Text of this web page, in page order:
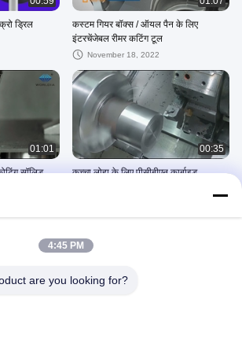
ड्रिल
कस्टम गियर बॉक्स / ऑयल पैन के लिए
इंटरचेंजेबल रीमर कटिंग टूल
November 18, 2022
01:01
सॉलिड
00:35
कच्चा लोहा के लिए पीसीबीएन कार्बाइड
4:45 PM
are you looking for?